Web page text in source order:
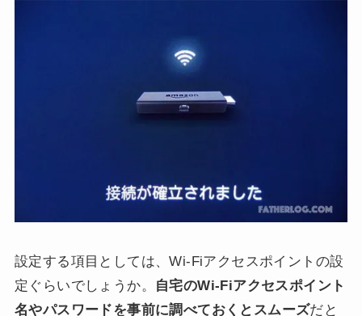
設定する項目としては、Wi-Fiアクセスポイントの設
定ぐらいでしょうか。
自宅のWi-Fiアクセスポイント
名やパスワードを事前に調べておくとスムーズだと